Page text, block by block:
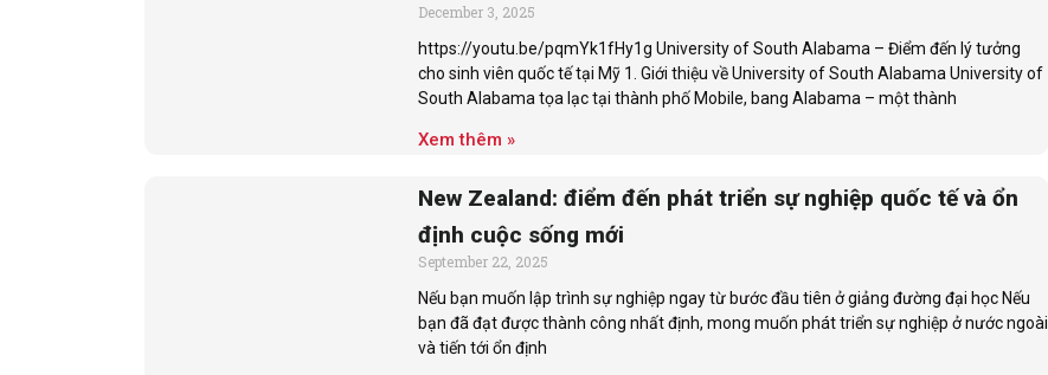
December 3, 2025
https://youtu.be/pqmYk1fHy1g University of South Alabama – Điểm đến lý tưởng
cho sinh viên quốc tế tại Mỹ 1. Giới thiệu về University of South Alabama University of
South Alabama tọa lạc tại thành phố Mobile, bang Alabama – một thành
Xem thêm »
New Zealand: điểm đến phát triển sự nghiệp quốc tế và ổn
định cuộc sống mới
September 22, 2025
Nếu bạn muốn lập trình sự nghiệp ngay từ bước đầu tiên ở giảng đường đại học Nếu
bạn đã đạt được thành công nhất định, mong muốn phát triển sự nghiệp ở nước ngoài
và tiến tới ổn định